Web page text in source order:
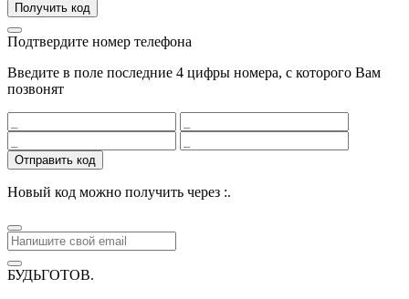
Получить код
Подтвердите номер телефона
Введите в поле последние 4 цифры номера, с которого Вам
позвонят
Отправить код
Новый код можно получить через :.
БУДЬГОТОВ.